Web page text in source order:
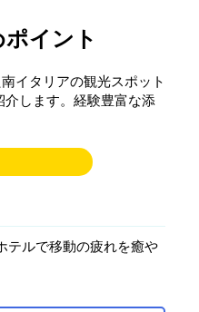
イント
イタリアの観光スポット
します。経験豊富な添
テルで移動の疲れを癒や